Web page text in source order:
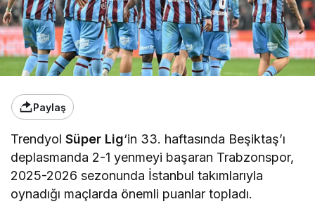
Paylaş
TrendyolSüper Lig‘in 33. haftasında Beşiktaş’ı
deplasmanda 2-1 yenmeyi başaran Trabzonspor,
2025-2026 sezonunda İstanbul takımlarıyla
oynadığı maçlarda önemli puanlar topladı.